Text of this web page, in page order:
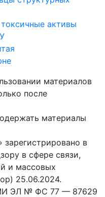
активы
материалов
после
материалы
зарегистрировано в
в сфере связи,
и массовых
25.06.2024.
ЭЛ № ФС 77 — 87629